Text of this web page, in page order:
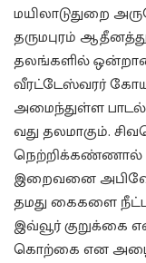
மயிலாடுதுறை
தருமபுரம்
தலங்களில்
வீரட்டேஸ்வரர்
அமைந்துள்ள
வது தலமாகும்.
நெற்றிக்கண்ணால்
இறைவனை
தமது கைகளை
இவ்வூர் குறுக்கை
கொற்கை என